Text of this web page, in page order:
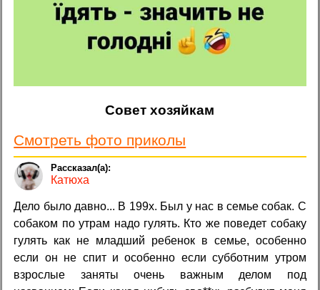
Совет хозяйкам
Смотреть фото приколы
Катюха
Дело было давно... В 199х. Был у нас в семье собак. С
собаком по утрам надо гулять. Кто же поведет собаку
гулять как не младший ребенок в семье, особенно
если он не спит и особенно если субботним утром
взрослые заняты очень важным делом под